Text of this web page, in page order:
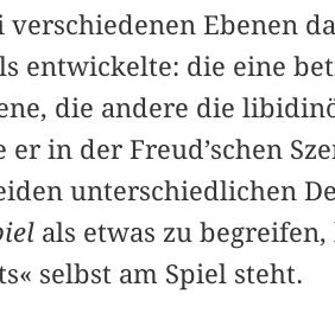
Ebenen
entwickelte: die eine
die andere die
in der Freud’schen
unterschiedlichen
als etwas zu
selbst am Spiel steht.